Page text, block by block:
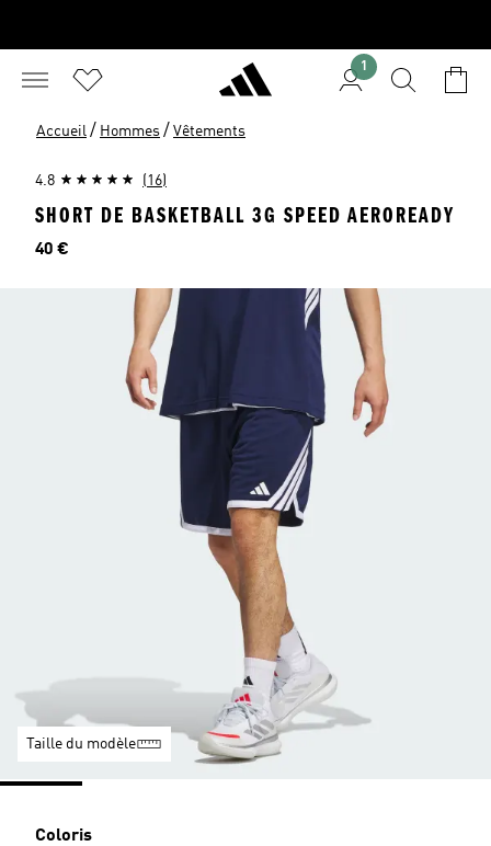
1
Accueil / Hommes / Vêtements
4.8 (16)
SHORT DE BASKETBALL 3G SPEED AEROREADY
Prix
40 €
Taille du modèle
Coloris